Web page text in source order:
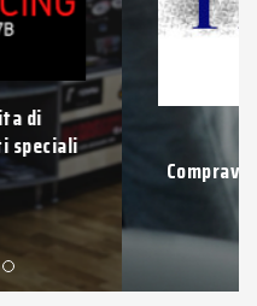
auto usata?
usati di qualsiasi
immediato.
PIÙ